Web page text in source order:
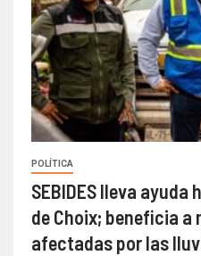
POLÍTICA
SEBIDES lleva
de Choix; beneficia a
afectadas por las